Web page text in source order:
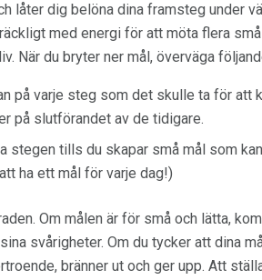
låter dig belöna dina framsteg under
med energi för att möta flera
När du bryter ner mål, överväga
på varje steg som det skulle ta för att
på slutförandet av de tidigare.
tills du skapar små mål som
ha ett mål för varje dag!)
Om målen är för små och lätta,
svårigheter. Om du tycker att dina
bränner ut och ger upp. Att